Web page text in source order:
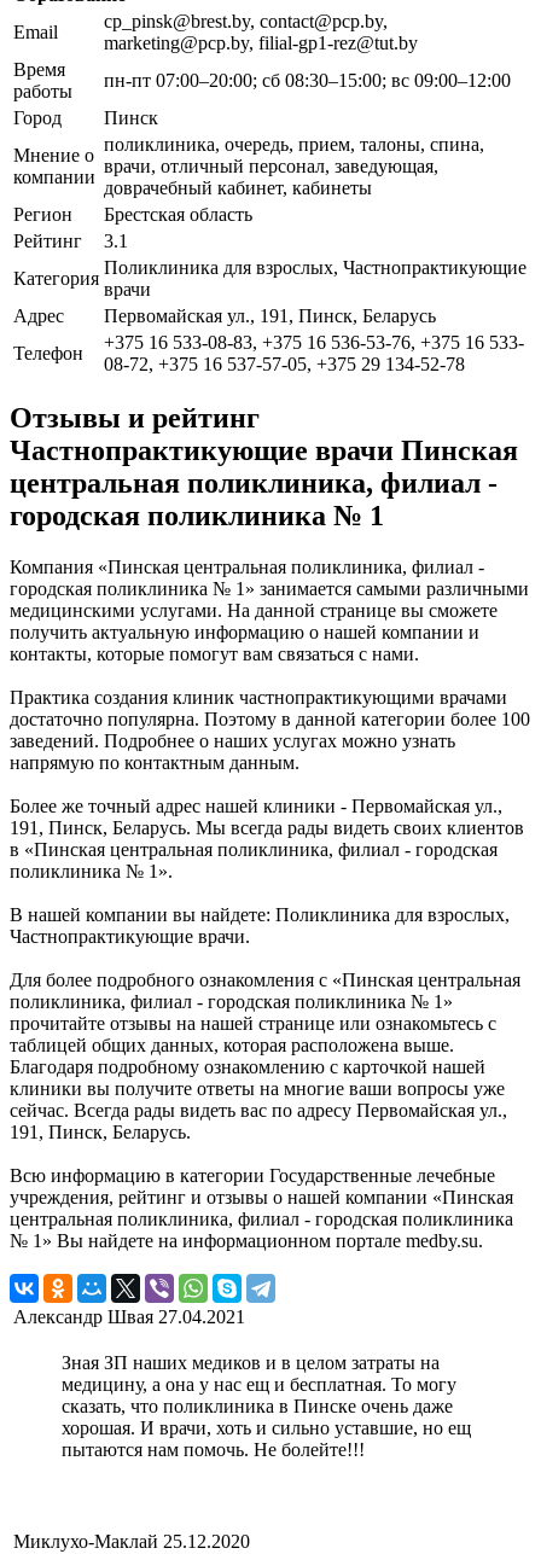
Email
cp_pinsk@brest.by, contact@pcp.by,
marketing@pcp.by, filial-gp1-rez@tut.by
Время
работы
пн-пт 07:00–20:00; сб 08:30–15:00; вс 09:00–12:00
Город
Пинск
Мнение о
компании
поликлиника, очередь, прием, талоны, спина,
врачи, отличный персонал, заведующая,
доврачебный кабинет, кабинеты
Регион
Брестская область
Рейтинг
3.1
Категория
Поликлиника для взрослых, Частнопрактикующие
врачи
Адрес
Первомайская ул., 191, Пинск, Беларусь
Телефон
+375 16 533-08-83, +375 16 536-53-76, +375 16 533-
08-72, +375 16 537-57-05, +375 29 134-52-78
Отзывы и рейтинг
Частнопрактикующие врачи Пинская
центральная поликлиника, филиал -
городская поликлиника № 1
Компания «Пинская центральная поликлиника, филиал -
городская поликлиника № 1» занимается самыми различными
медицинскими услугами. На данной странице вы сможете
получить актуальную информацию о нашей компании и
контакты, которые помогут вам связаться с нами.
Практика создания клиник частнопрактикующими врачами
достаточно популярна. Поэтому в данной категории более 100
заведений. Подробнее о наших услугах можно узнать
напрямую по контактным данным.
Более же точный адрес нашей клиники - Первомайская ул.,
191, Пинск, Беларусь. Мы всегда рады видеть своих клиентов
в «Пинская центральная поликлиника, филиал - городская
поликлиника № 1».
В нашей компании вы найдете: Поликлиника для взрослых,
Частнопрактикующие врачи.
Для более подробного ознакомления с «Пинская центральная
поликлиника, филиал - городская поликлиника № 1»
прочитайте отзывы на нашей странице или ознакомьтесь с
таблицей общих данных, которая расположена выше.
Благодаря подробному ознакомлению с карточкой нашей
клиники вы получите ответы на многие ваши вопросы уже
сейчас. Всегда рады видеть вас по адресу Первомайская ул.,
191, Пинск, Беларусь.
Всю информацию в категории Государственные лечебные
учреждения, рейтинг и отзывы о нашей компании «Пинская
центральная поликлиника, филиал - городская поликлиника
№ 1» Вы найдете на информационном портале medby.su.
Александр Швая 27.04.2021
Зная ЗП наших медиков и в целом затраты на
медицину, а она у нас ещ и бесплатная. То могу
сказать, что поликлиника в Пинске очень даже
хорошая. И врачи, хоть и сильно уставшие, но ещ
пытаются нам помочь. Не болейте!!!
Миклухо-Маклай 25.12.2020